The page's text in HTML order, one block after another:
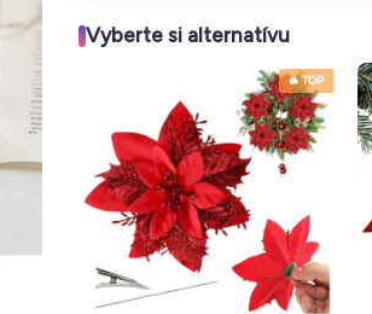
Vyberte si alternatívu
🔥 TOP